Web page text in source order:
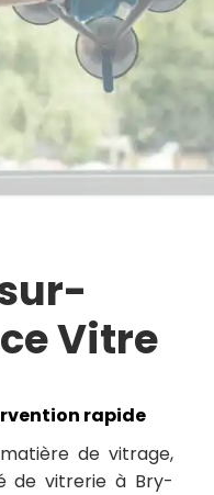
Vitre
rapide
de vitrage,
de vitrerie à Bry-